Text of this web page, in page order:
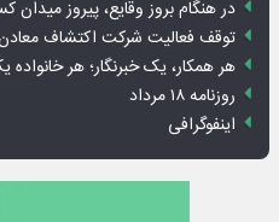
در هنگام بروز وقایع، پیروز
توقف فعالیت شرکت اکتشاف
هر همکار، یک خبرنگار؛ هر
روزنامه ۱۸ مرداد
اینفوگرافی